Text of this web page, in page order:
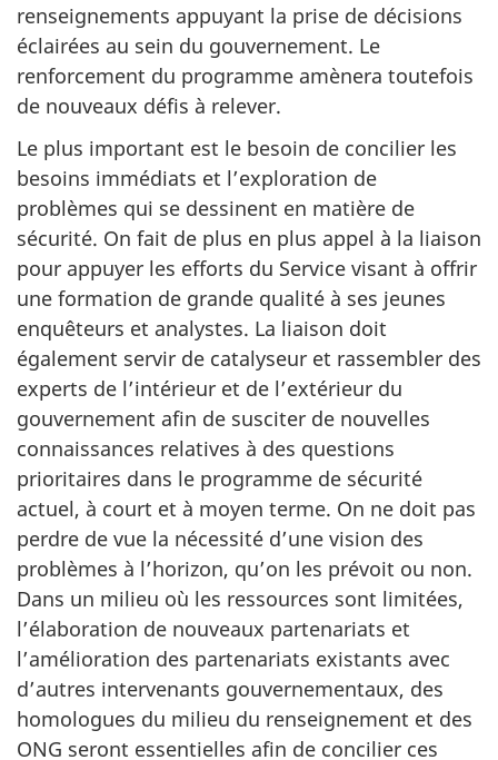
renseignements appuyant la prise de décisions
éclairées au sein du gouvernement. Le
renforcement du programme amènera toutefois
de nouveaux défis à relever.
Le plus important est le besoin de concilier les
besoins immédiats et l’exploration de
problèmes qui se dessinent en matière de
sécurité. On fait de plus en plus appel à la liaison
pour appuyer les efforts du Service visant à offrir
une formation de grande qualité à ses jeunes
enquêteurs et analystes. La liaison doit
également servir de catalyseur et rassembler des
experts de l’intérieur et de l’extérieur du
gouvernement afin de susciter de nouvelles
connaissances relatives à des questions
prioritaires dans le programme de sécurité
actuel, à court et à moyen terme. On ne doit pas
perdre de vue la nécessité d’une vision des
problèmes à l’horizon, qu’on les prévoit ou non.
Dans un milieu où les ressources sont limitées,
l’élaboration de nouveaux partenariats et
l’amélioration des partenariats existants avec
d’autres intervenants gouvernementaux, des
homologues du milieu du renseignement et des
ONG seront essentielles afin de concilier ces